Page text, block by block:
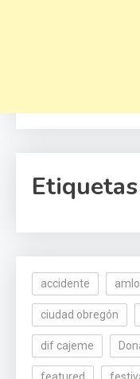
Etiquetas
accidente amlo
ciudad obregón
dif cajeme
featured